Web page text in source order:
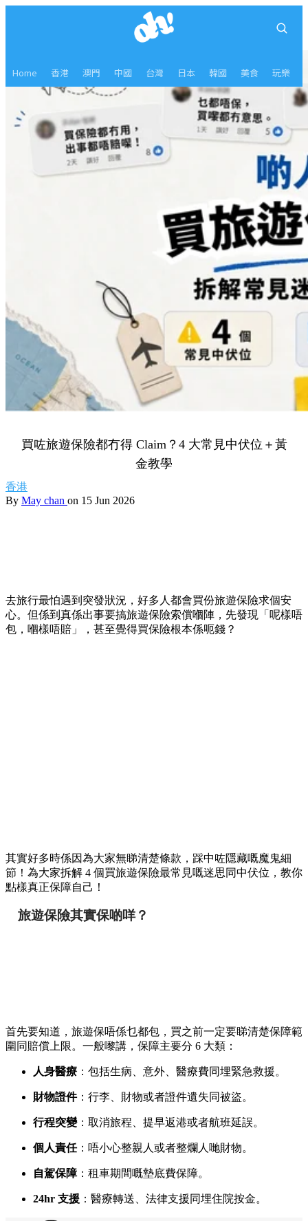
Home 香港 澳門 中國 台灣 日本 韓國 美食 玩樂
買咗旅遊保險都冇得 Claim？4 大常見中伏位＋黃
金教學
香港
By May chan on 15 Jun 2026
去旅行最怕遇到突發狀況，好多人都會買份旅遊保險求個安
心。但係到真係出事要搞旅遊保險索償嗰陣，先發現「呢樣唔
包，嗰樣唔賠」，甚至覺得買保險根本係呃錢？
其實好多時係因為大家無睇清楚條款，踩中咗隱藏嘅魔鬼細
節！為大家拆解 4 個買旅遊保險最常見嘅迷思同中伏位，教你
點樣真正保障自己！
旅遊保險其實保啲咩？
首先要知道，旅遊保唔係乜都包，買之前一定要睇清楚保障範
圍同賠償上限。一般嚟講，保障主要分 6 大類：
人身醫療 ：包括生病、意外、醫療費同埋緊急救援。
財物證件：行李、財物或者證件遺失同被盜。
行程突變：取消旅程、提早返港或者航班延誤。
個人責任：唔小心整親人或者整爛人哋財物。
自駕保障：租車期間嘅墊底費保障。
24hr 支援 ：醫療轉送、法律支援同埋住院按金。